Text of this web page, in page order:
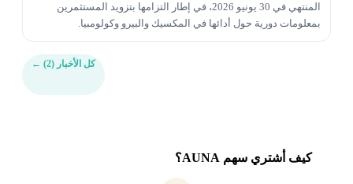
المنتهي في 30 يونيو 2026، في إطار التزامها بتزويد المستثمرين
بمعلومات دورية حول أدائها في المكسيك والبيرو وكولومبيا.
كل الأخبار (2) ←
كيف أشتري سهم AUNA؟